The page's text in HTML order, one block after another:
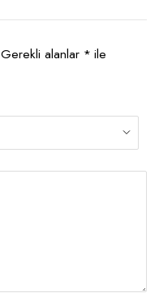
Gerekli alanlar * ile